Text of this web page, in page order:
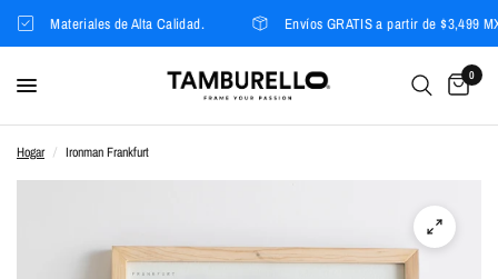
Materiales de Alta Calidad. Envíos GRATIS a partir de $3,499
0
Hogar / Ironman Frankfurt